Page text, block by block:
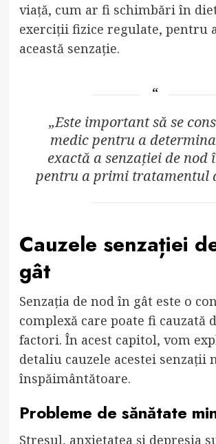
viață, cum ar fi schimbări în
exerciții fizice regulate, pentru
această senzație.
„Este important să se
medic pentru a
exactă a senzației de nod
pentru a primi tratamentul
Cauzele senzației
gât
Senzația de nod în gât este o
complexă care poate fi cauzată
factori. În acest capitol, vom
detaliu cauzele acestei senzații
înspăimântătoare.
Probleme de sănătate
Stresul, anxietatea și depresia